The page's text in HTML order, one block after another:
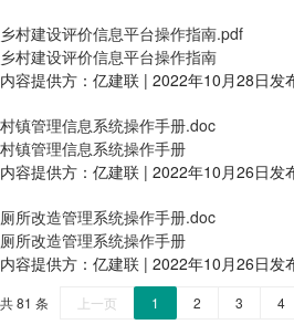
乡村建设评价信息平台操作指南.pdf
乡村建设评价信息平台操作指南
内容提供方：亿建联 | 2022年10月28日发
村镇管理信息系统操作手册.doc
村镇管理信息系统操作手册
内容提供方：亿建联 | 2022年10月26日发
厕所改造管理系统操作手册.doc
厕所改造管理系统操作手册
内容提供方：亿建联 | 2022年10月26日发
共 81 条 上一页 1 2 3 4